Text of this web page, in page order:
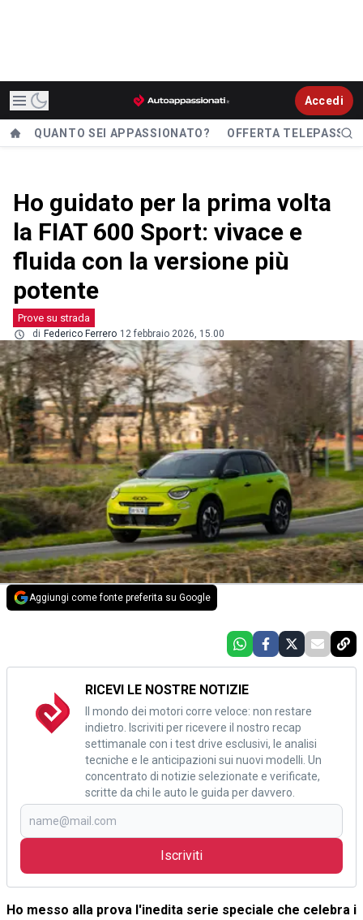
Accedi
QUANTO SEI APPASSIONATO? OFFERTA TELEPASS
Ho guidato per la prima volta
la FIAT 600 Sport: vivace e
fluida con la versione più
potente
Prove su strada
di Federico Ferrero 12 febbraio 2026, 15.00
Aggiungi come fonte preferita su Google
RICEVI LE NOSTRE NOTIZIE
Il mondo dei motori corre veloce: non restare
indietro. Iscriviti per ricevere il nostro recap
settimanale con i test drive esclusivi, le analisi
tecniche e le anticipazioni sui nuovi modelli. Un
concentrato di notizie selezionate e verificate,
scritte da chi le auto le guida per davvero.
Iscriviti
Ho messo alla prova l'inedita serie speciale che celebra i